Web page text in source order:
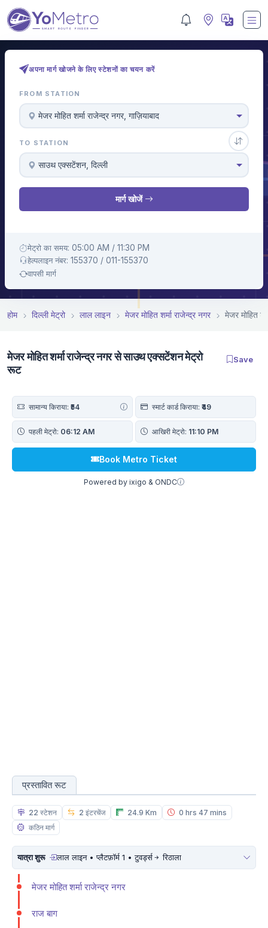
अपना मार्ग खोजने के लिए स्टेशनों का चयन करें
FROM STATION
मे‌‌जर मोहित शर्मा राजेन्द्र नगर, गाज़ियाबाद
TO STATION
साउथ एक्सटेंशन, दिल्ली
मार्ग खोजें
मेट्रो का समय: 05:00 AM / 11:30 PM
हेल्पलाइन नंबर: 155370 / 011-155370
वापसी मार्ग
होम दिल्ली मेट्रो लाल लाइन मे‌‌जर मोहित शर्मा राजेन्द्र नगर मे‌‌जर मोहित
मे‌‌जर मोहित शर्मा राजेन्द्र नगर से साउथ एक्सटेंशन मेट्रो
रूट
Save
सामान्य किराया: ₹54 स्मार्ट कार्ड किराया: ₹49
पहली मेट्रो: 06:12 AM आखिरी मेट्रो: 11:10 PM
Book Metro Ticket
Powered by ixigo & ONDC
प्रस्तावित रूट
22 स्टेशन 2 इंटरचेंज 24.9 Km
0 hrs 47 mins
कठिन मार्ग
यात्रा शुरू लाल लाइन • प्लैटफ़ॉर्म 1 • टुवर्ड्स रिठाला
मे‌‌जर मोहित शर्मा राजेन्द्र नगर
राज बाग